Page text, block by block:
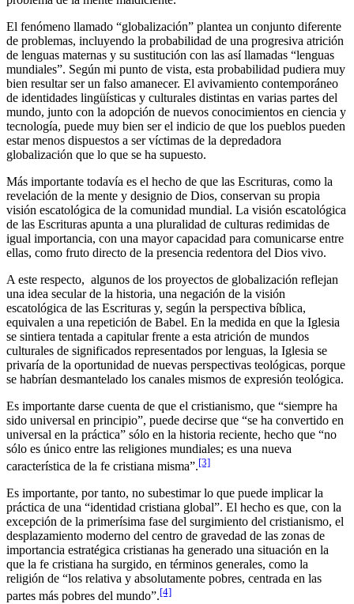
El fenómeno llamado “globalización” plantea un conjunto diferente
de problemas, incluyendo la probabilidad de una progresiva atrición
de lenguas maternas y su sustitución con las así llamadas “lenguas
mundiales”. Según mi punto de vista, esta probabilidad pudiera muy
bien resultar ser un falso amanecer. El avivamiento contemporáneo
de identidades lingüísticas y culturales distintas en varias partes del
mundo, junto con la adopción de nuevos conocimientos en ciencia y
tecnología, puede muy bien ser el indicio de que los pueblos pueden
estar menos dispuestos a ser víctimas de la depredadora
globalización que lo que se ha supuesto.
Más importante todavía es el hecho de que las Escrituras, como la
revelación de la mente y designio de Dios, conservan su propia
visión escatológica de la comunidad mundial. La visión escatológica
de las Escrituras apunta a una pluralidad de culturas redimidas de
igual importancia, con una mayor capacidad para comunicarse entre
ellas, como fruto directo de la presencia redentora del Dios vivo.
A este respecto, algunos de los proyectos de globalización reflejan
una idea secular de la historia, una negación de la visión
escatológica de las Escrituras y, según la perspectiva bíblica,
equivalen a una repetición de Babel. En la medida en que la Iglesia
se sintiera tentada a capitular frente a esta atrición de mundos
culturales de significados representados por lenguas, la Iglesia se
privaría de la oportunidad de nuevas perspectivas teológicas, porque
se habrían desmantelado los canales mismos de expresión teológica.
Es importante darse cuenta de que el cristianismo, que “siempre ha
sido universal en principio”, puede decirse que “se ha convertido en
universal en la práctica” sólo en la historia reciente, hecho que “no
sólo es único entre las religiones mundiales; es una nueva
característica de la fe cristiana misma”.[3]
Es importante, por tanto, no subestimar lo que puede implicar la
práctica de una “identidad cristiana global”. El hecho es que, con la
excepción de la primerísima fase del surgimiento del cristianismo, el
desplazamiento moderno del centro de gravedad de las zonas de
importancia estratégica cristianas ha generado una situación en la
que la fe cristiana ha surgido, en términos generales, como la
religión de “los relativa y absolutamente pobres, centrada en las
partes más pobres del mundo”.[4]